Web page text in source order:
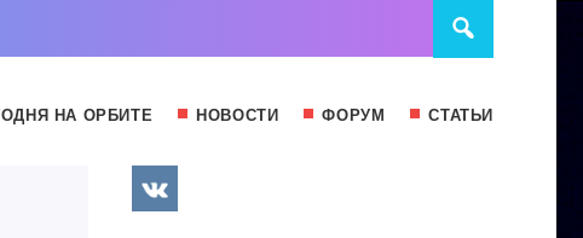
НА ОРБИТЕ НОВОСТИ ФОРУМ СТАТЬИ